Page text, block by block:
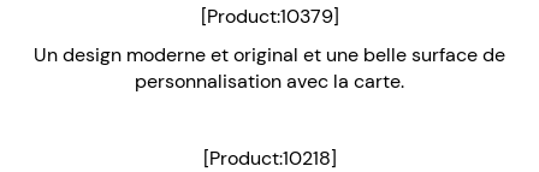
[Product:10379]
Un design moderne et original et une belle surface de
personnalisation avec la carte.
[Product:10218]